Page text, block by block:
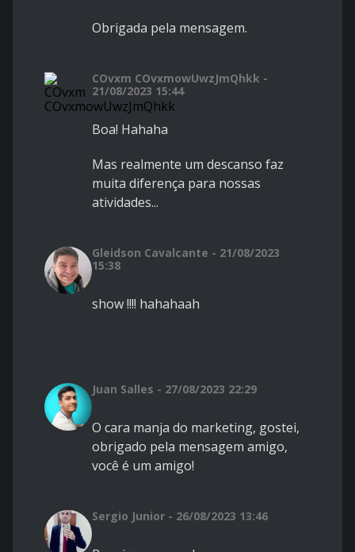
Obrigada pela mensagem.
COvxm COvxmowUwzJmQhkk -
21/08/2023 15:44
Boa! Hahaha
Mas realmente um descanso faz
muita diferença para nossas
atividades...
Gleidson Cavalcante - 21/08/2023
15:38
show !!!! hahahaah
Juan Salles - 27/08/2023 22:29
O cara manja do marketing, gostei,
obrigado pela mensagem amigo,
você é um amigo!
Sergio Junior - 26/08/2023 13:46